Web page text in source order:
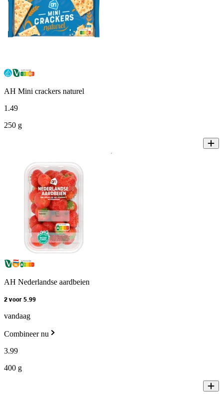
AH Mini crackers naturel
1 .49
250 g
AH Nederlandse aardbeien
2 voor 5.99
vandaag
Combineer nu
3.99
400 g